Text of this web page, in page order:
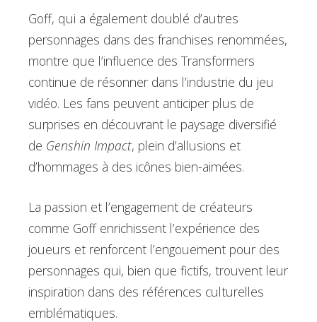
Goff, qui a également doublé d’autres
personnages dans des franchises renommées,
montre que l’influence des Transformers
continue de résonner dans l’industrie du jeu
vidéo. Les fans peuvent anticiper plus de
surprises en découvrant le paysage diversifié
de Genshin Impact, plein d’allusions et
d’hommages à des icônes bien-aimées.
La passion et l’engagement de créateurs
comme Goff enrichissent l’expérience des
joueurs et renforcent l’engouement pour des
personnages qui, bien que fictifs, trouvent leur
inspiration dans des références culturelles
emblématiques.